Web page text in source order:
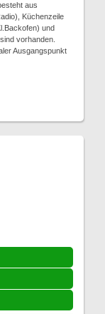
aus
Küchenzeile
und
vorhanden.
Ausgangspunkt